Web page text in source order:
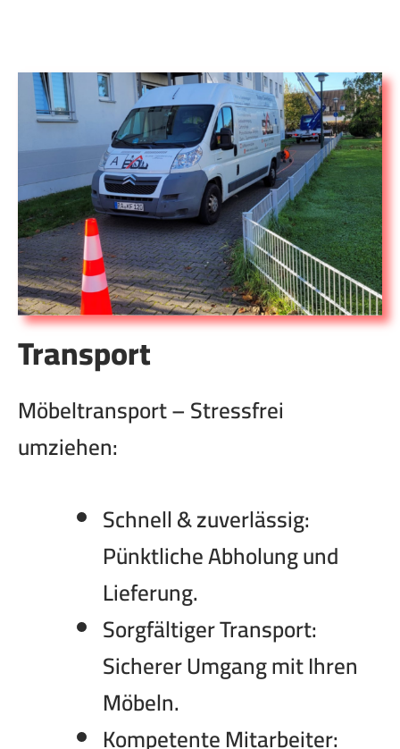
Transport
Möbeltransport – Stressfrei
umziehen:
Schnell & zuverlässig:
Pünktliche Abholung und
Lieferung.
Sorgfältiger Transport:
Sicherer Umgang mit Ihren
Möbeln.
Kompetente Mitarbeiter: